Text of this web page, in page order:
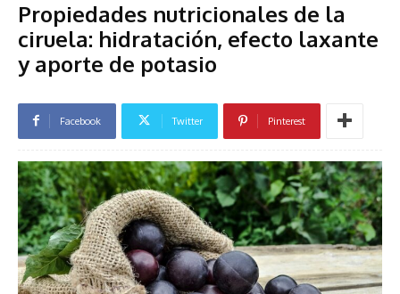
Propiedades nutricionales de la
ciruela: hidratación, efecto laxante
y aporte de potasio
Facebook Twitter Pinterest